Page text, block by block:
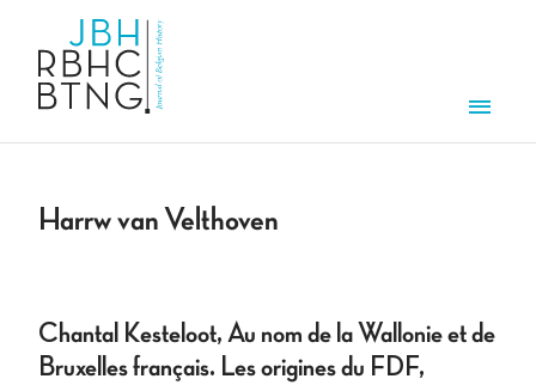
Harrw van Velthoven
Chantal Kesteloot, Au nom de la Wallonie et de
Bruxelles français. Les origines du FDF,